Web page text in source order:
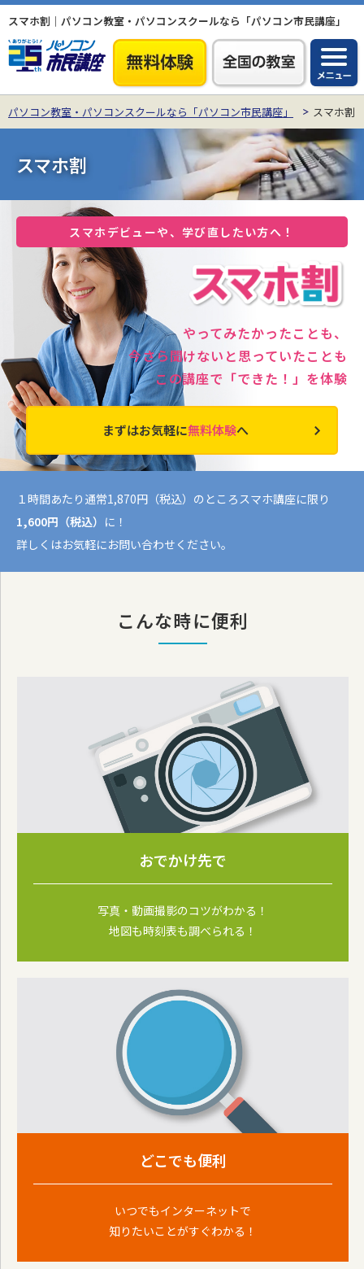
スマホ割｜パソコン教室・パソコンスクールなら「パソコン市民講座」
パソコン教室・パソコンスクールなら「パソコン市民講座」 スマホ割
スマホ割
スマホデビューや、学び直したい方へ！
やってみたかったことも、
今さら聞けないと思っていたことも
この講座で「できた！」を体験
まずはお気軽に無料体験へ
１時間あたり通常1,870円（税込）のところスマホ講座に限り
1,600円（税込） に！
詳しくはお気軽にお問い合わせください。
こんな時に便利
おでかけ先で
写真・動画撮影のコツがわかる！
地図も時刻表も調べられる！
どこでも便利
いつでもインターネットで
知りたいことがすぐわかる！